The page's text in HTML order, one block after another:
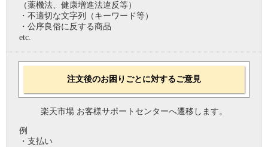
（薬機法、健康増進法違反等）
・不適切な文字列（キーワード等）
・公序良俗に反する商品
etc.
注文後のお困りごとに対するご意見
楽天市場 お客様サポートセンターへ遷移します。
例
・支払い